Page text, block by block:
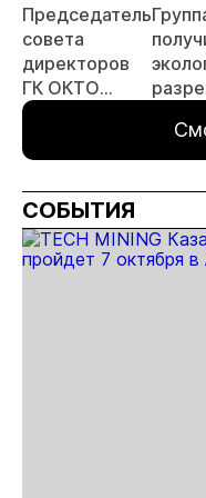
Председатель
совета
директоров
ГК ОКТО
принял
заседании
Высшего
горного
совета России
СОБЫТИЯ